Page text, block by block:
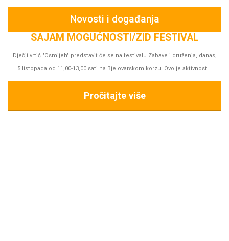
Novosti i događanja